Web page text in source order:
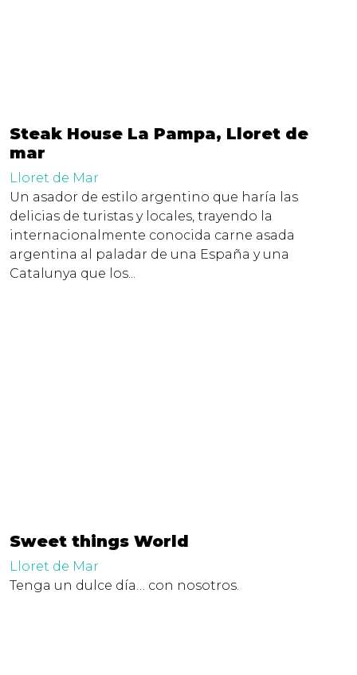
Steak House La Pampa, Lloret de
mar
Lloret de Mar
Un asador de estilo argentino que haría las
delicias de turistas y locales, trayendo la
internacionalmente conocida carne asada
argentina al paladar de una España y una
Catalunya que los...
Sweet things World
Lloret de Mar
Tenga un dulce día… con nosotros.